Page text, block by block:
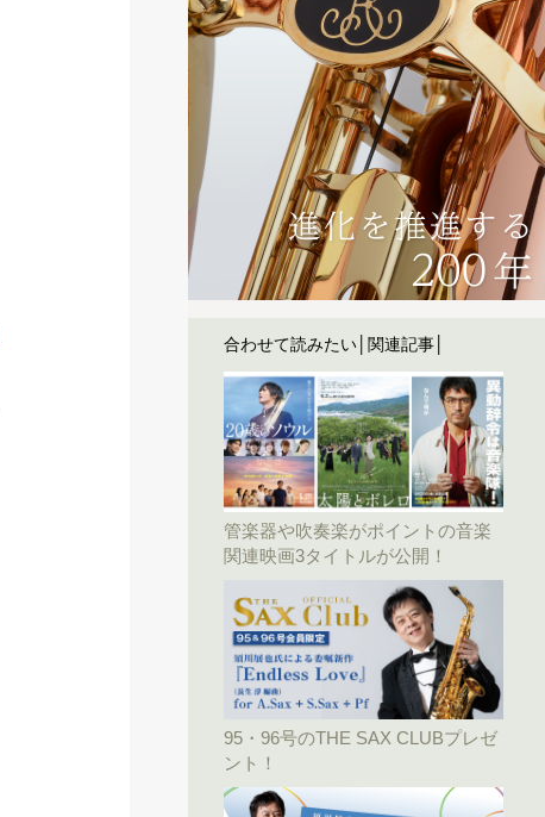
合わせて読みたい│関連記事│
管楽器や吹奏楽がポイントの音楽
関連映画3タイトルが公開！
95・96号のTHE SAX CLUBプレゼ
ント！